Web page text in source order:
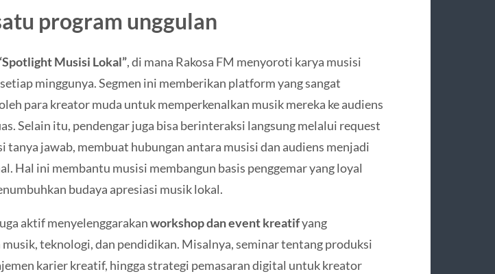
program unggulan
Musisi Lokal”, di mana Rakosa FM menyoroti karya musisi
minggunya. Segmen ini memberikan platform yang sangat
para kreator muda untuk memperkenalkan musik mereka ke audiens
Selain itu, pendengar juga bisa berinteraksi langsung melalui request
tanya jawab, membuat hubungan antara musisi dan audiens menjadi
Hal ini membantu musisi membangun basis penggemar yang loyal
budaya apresiasi musik lokal.
aktif menyelenggarakanworkshop dan event kreatifyang
musik, teknologi, dan pendidikan. Misalnya, seminar tentang produksi
karier kreatif, hingga strategi pemasaran digital untuk kreator